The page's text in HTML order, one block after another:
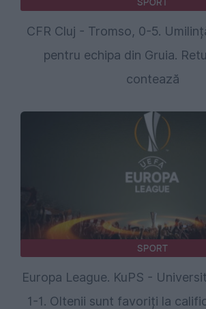
CFR Cluj - Tromso, 0-5.
pentru echipa din Gruia.
contează
SPORT
Europa League. KuPS -
1-1. Oltenii sunt favoriți la